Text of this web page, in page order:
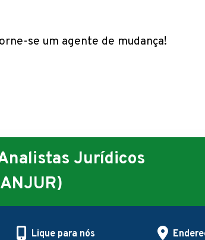
se um agente de mudança!
Jurídicos
Lique para nós